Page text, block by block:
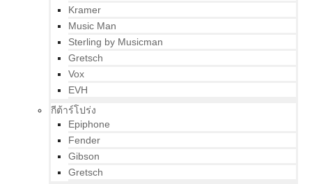
Kramer
Music Man
Sterling by Musicman
Gretsch
Vox
EVH
กีต้าร์โปร่ง
Epiphone
Fender
Gibson
Gretsch